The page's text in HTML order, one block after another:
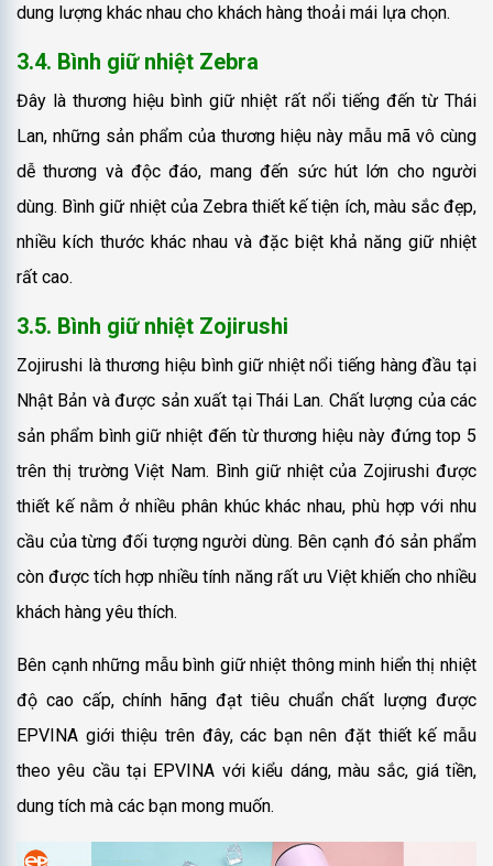
dung lượng khác nhau cho khách hàng thoải mái lựa chọn.
3.4. Bình giữ nhiệt Zebra
Đây là thương hiệu bình giữ nhiệt rất nổi tiếng đến từ Thái
Lan, những sản phẩm của thương hiệu này mẫu mã vô cùng
dễ thương và độc đáo, mang đến sức hút lớn cho người
dùng. Bình giữ nhiệt của Zebra thiết kế tiện ích, màu sắc đẹp,
nhiều kích thước khác nhau và đặc biệt khả năng giữ nhiệt
rất cao.
3.5. Bình giữ nhiệt Zojirushi
Zojirushi là thương hiệu bình giữ nhiệt nổi tiếng hàng đầu tại
Nhật Bản và được sản xuất tại Thái Lan. Chất lượng của các
sản phẩm bình giữ nhiệt đến từ thương hiệu này đứng top 5
trên thị trường Việt Nam. Bình giữ nhiệt của Zojirushi được
thiết kế nằm ở nhiều phân khúc khác nhau, phù hợp với nhu
cầu của từng đối tượng người dùng. Bên cạnh đó sản phẩm
còn được tích hợp nhiều tính năng rất ưu Việt khiến cho nhiều
khách hàng yêu thích.
Bên cạnh những mẫu bình giữ nhiệt thông minh hiển thị nhiệt
độ cao cấp, chính hãng đạt tiêu chuẩn chất lượng được
EPVINA giới thiệu trên đây, các bạn nên đặt thiết kế mẫu
theo yêu cầu tại EPVINA với kiểu dáng, màu sắc, giá tiền,
dung tích mà các bạn mong muốn.